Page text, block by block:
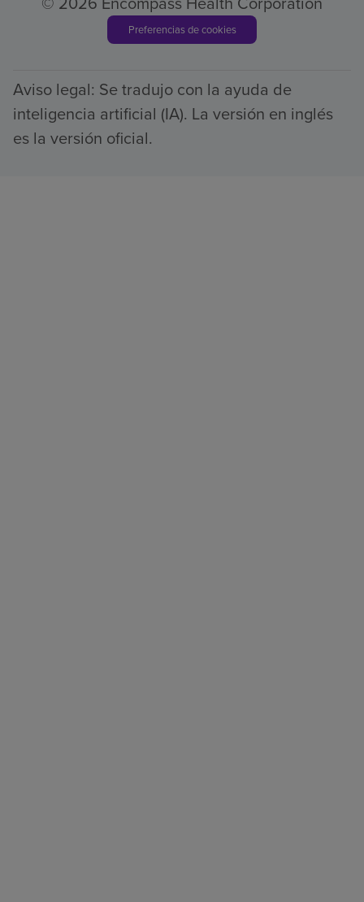
Preferencias de cookies
Aviso legal: Se tradujo con la ayuda de
inteligencia artificial (IA). La versión en inglés
es la versión oficial.